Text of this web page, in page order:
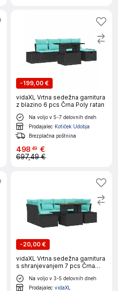
-199,00 €
vidaXL Vrtna sedežna garnitura
z blazino 6 pcs Črna Poly ratan
Na voljo v 5-7 delovnih dneh
Prodajalec Kotiček Udobja
Brezplačna poštnina
498 49 €
697,49 €
-20,00 €
vidaXL Vrtna sedežna garnitura
s shranjevanjem 7 pcs Črna
Poly ratan
Na voljo v 3-5 delovnih dneh
Prodajalec vidaXL